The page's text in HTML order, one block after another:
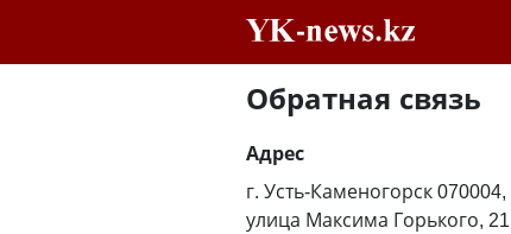
Обратная связь
Адрес
г. Усть-Каменогорск 070004,
улица Максима Горького, 21